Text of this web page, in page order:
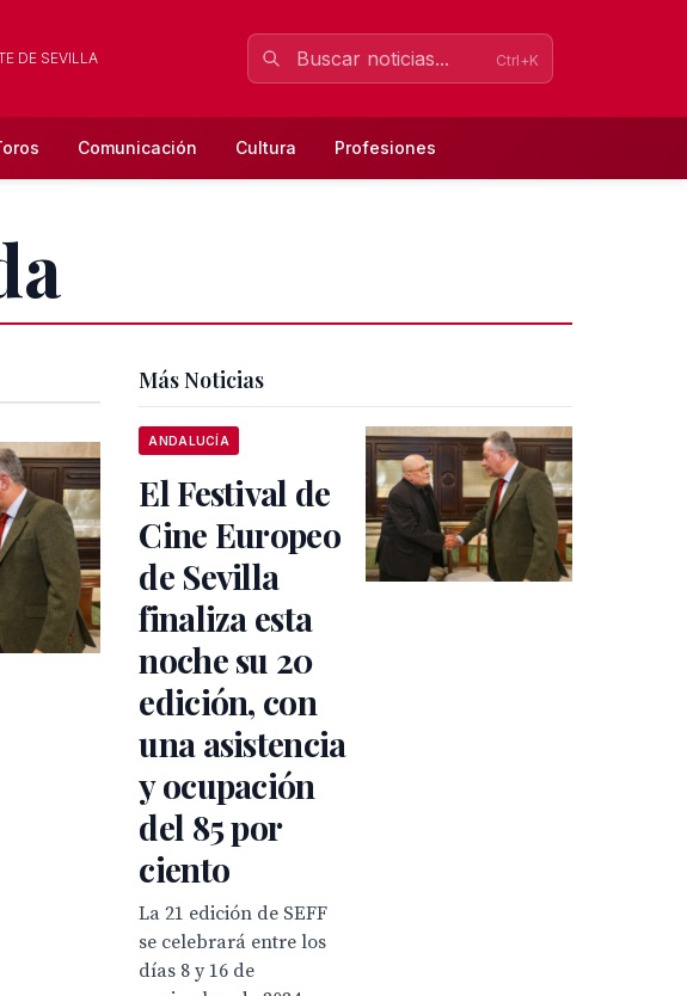
DE SEVILLA Ctrl+K
Comunicación Cultura Profesiones
Más Noticias
ANDALUCÍA
El Festival de
Cine Europeo
de Sevilla
finaliza esta
noche su 20
edición, con
una asistencia
y ocupación
del 85 por
ciento
La 21 edición de SEFF
se celebrará entre los
días 8 y 16 de